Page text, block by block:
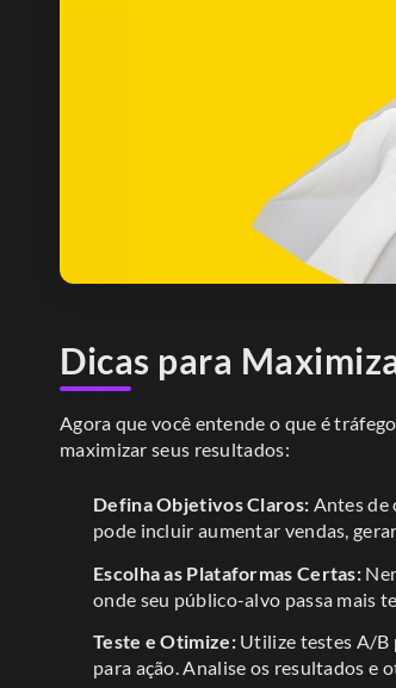
Dicas para
Agora que você entende o que é
maximizar seus resultados:
Defina Objetivos Claros: Antes de
pode incluir aumentar vendas,
Escolha as Plataformas Certas:
onde seu público-alvo passa mais
Teste e Otimize:Utilize testes A/B
para ação. Analise os resultados e